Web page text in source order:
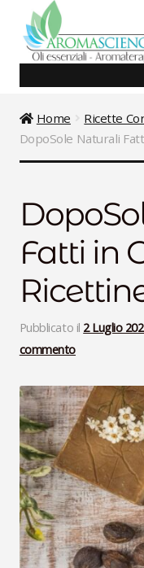
Vai
alla
navigazione
Vai
al
contenuto
Corsi Avanzati
Aggiornamento
Consulenze
VideoLezioni
Carte Oli
Home
Ricette
DopoSole Naturali
Fatti in
Pubblicato il 2 Luglio
commento